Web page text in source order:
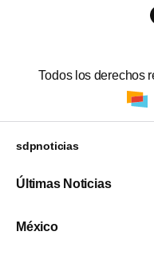
Todos los derechos
sdpnoticias
Últimas Noticias
México